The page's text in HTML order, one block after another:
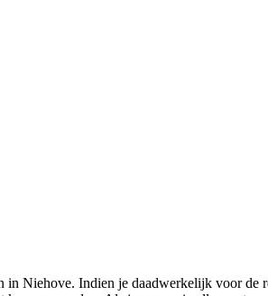
in Niehove. Indien je daadwerkelijk voor de